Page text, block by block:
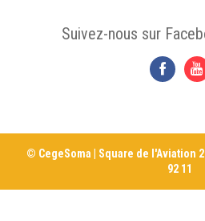
Suivez-nous sur
© CegeSoma | Square de l'Aviation
92 11